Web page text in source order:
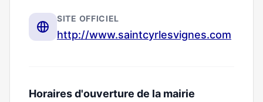
SITE OFFICIEL
http://www.saintcyrlesvignes.com
Horaires d'ouverture de la mairie